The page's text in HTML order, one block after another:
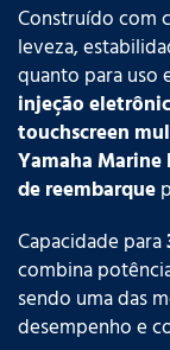
Construído com
leveza,
quanto para uso
injeção
touchscreen
Yamaha Marine
de reembarque
Capacidade para
combina
sendo uma das
desempenho e